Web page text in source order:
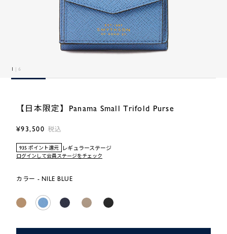
1 | 6
【日本限定】Panama Small Trifold Purse
¥93,500 税込
935 ポイント還元 レギュラーステージ
ログインして会員ステージをチェック
カラー - NILE BLUE